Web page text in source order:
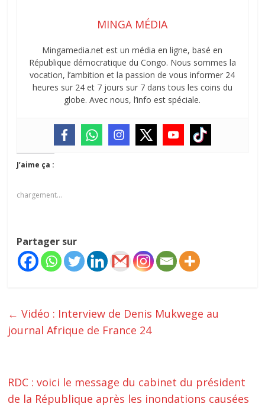
MINGA MÉDIA
Mingamedia.net est un média en ligne, basé en
République démocratique du Congo. Nous sommes la
vocation, l’ambition et la passion de vous informer 24
heures sur 24 et 7 jours sur 7 dans tous les coins du
globe. Avec nous, l’info est spéciale.
J’aime ça :
chargement…
Partager sur
← Vidéo : Interview de Denis Mukwege au
journal Afrique de France 24
RDC : voici le message du cabinet du président
de la République après les inondations causées